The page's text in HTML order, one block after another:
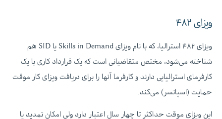
ویزای ۴۸۲
ویزای ۴۸۲ استرالیا، که با نام ویزای Skills in Demand یا SID هم
شناخته می‌شود، مختص متقاضیانی است که یک قرارداد کاری با یک
کارفرمای استرالیایی دارند و کارفرما آنها را برای دریافت ویزای کار موقت
حمایت (اسپانسر) می‌کند.
این ویزای موقت حداکثر تا چهار سال اعتبار دارد ولی امکان تمدید یا